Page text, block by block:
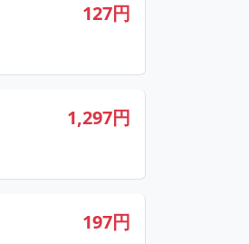
127円
1,297円
197円